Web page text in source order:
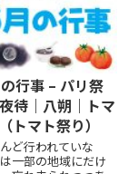
行事 – パリ祭
待｜八朔｜トマ
トマト祭り）
ど行われていな
一部の地域にだけ